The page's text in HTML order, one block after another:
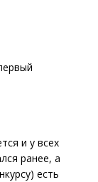
и у всех
ранее, а
есть